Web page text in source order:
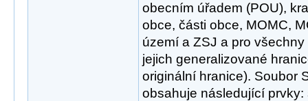
obecním úřadem (POU),
obce, části obce, MOMC,
území a ZSJ a pro
jejich generalizované
originální hranice). Soubor
obsahuje následující